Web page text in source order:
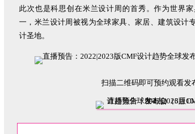
此次也是科思创在米兰设计周的首秀。作为世界
一，米兰设计周被视为全球家具、家居、建筑设计
计圣地。
扫描二维码即可预约观看发